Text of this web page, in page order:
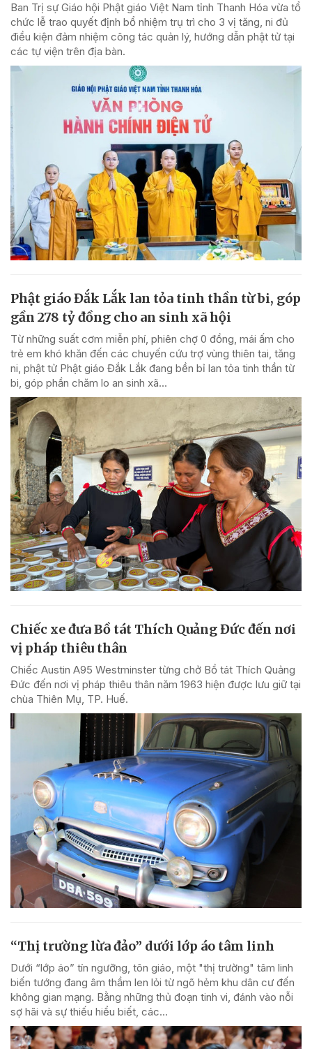
Ban Trị sự Giáo hội Phật giáo Việt Nam tỉnh Thanh Hóa vừa tổ
chức lễ trao quyết định bổ nhiệm trụ trì cho 3 vị tăng, ni đủ
điều kiện đảm nhiệm công tác quản lý, hướng dẫn phật tử tại
các tự viện trên địa bàn.
Phật giáo Đắk Lắk lan tỏa tinh thần từ bi, góp
gần 278 tỷ đồng cho an sinh xã hội
Từ những suất cơm miễn phí, phiên chợ 0 đồng, mái ấm cho
trẻ em khó khăn đến các chuyến cứu trợ vùng thiên tai, tăng
ni, phật tử Phật giáo Đắk Lắk đang bền bỉ lan tỏa tinh thần từ
bi, góp phần chăm lo an sinh xã...
Chiếc xe đưa Bồ tát Thích Quảng Đức đến nơi
vị pháp thiêu thân
Chiếc Austin A95 Westminster từng chở Bồ tát Thích Quảng
Đức đến nơi vị pháp thiêu thân năm 1963 hiện được lưu giữ tại
chùa Thiên Mụ, TP. Huế.
“Thị trường lừa đảo” dưới lớp áo tâm linh
Dưới “lớp áo” tín ngưỡng, tôn giáo, một "thị trường" tâm linh
biến tướng đang âm thầm len lỏi từ ngõ hẻm khu dân cư đến
không gian mạng. Bằng những thủ đoạn tinh vi, đánh vào nỗi
sợ hãi và sự thiếu hiểu biết, các...